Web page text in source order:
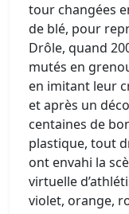
tour changées
de blé, pour
Drôle, quand
mutés en
en imitant leur
et après un
centaines de
plastique, tout
ont envahi la
virtuelle
violet, orange,